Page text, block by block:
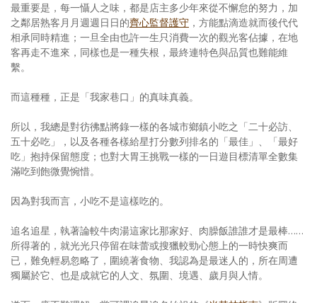
最重要是，每一懾人之味，都是店主多少年來從不懈怠的努力，加
之鄰居熟客月月週週日日的齊心監督護守 ，方能點滴造就而後代代
相承同時精進；一旦全由也許一生只消費一次的觀光客佔據，在地
客再走不進來，同樣也是一種失根，最終連特色與品質也難能維
繫。
而這種種，正是「我家巷口」的真味真義。
所以，我總是對彷彿點將錄一樣的各城市鄉鎮小吃之「二十必訪、
五十必吃」，以及各種各樣給星打分數列排名的「最佳」、「最好
吃」抱持保留態度；也對大胃王挑戰一樣的一日遊目標清單全數集
滿吃到飽微覺惋惜。
因為對我而言，小吃不是這樣吃的。
追名追星，執著論較牛肉湯這家比那家好、肉臊飯誰誰才是最棒……
所得著的，就光光只停留在味蕾或搜獵較勁心態上的一時快爽而
已，難免輕易忽略了，圍繞著食物、我認為是最迷人的，所在周遭
獨屬於它、也是成就它的人文、氛圍、境遇、歲月與人情。